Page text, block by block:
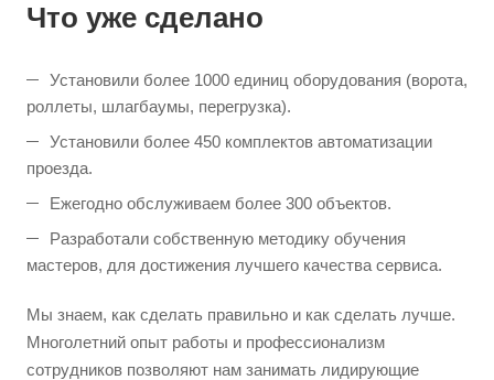
Что уже сделано
Установили более 1000 единиц оборудования (ворота,
роллеты, шлагбаумы, перегрузка).
Установили более 450 комплектов автоматизации
проезда.
Ежегодно обслуживаем более 300 объектов.
Разработали собственную методику обучения
мастеров, для достижения лучшего качества сервиса.
Мы знаем, как сделать правильно и как сделать лучше.
Многолетний опыт работы и профессионализм
сотрудников позволяют нам занимать лидирующие